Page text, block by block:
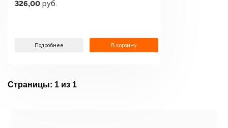
326,00 руб.
Подробнее В корзину
Страницы: 1 из 1